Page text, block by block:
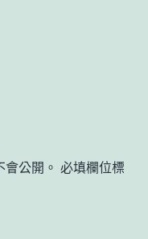
公開。 必填欄位標